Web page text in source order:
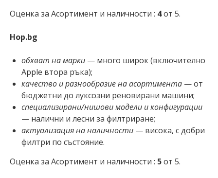
Оценка за Асортимент и наличности : 4от 5.
Hop.bg
обхват на марки — много широк (включително
Apple втора ръка);
качество и разнообразие на асортимента — от
бюджетни до луксозни реновирани машини;
специализирани/нишови модели и конфигурации
— налични и лесни за филтриране;
актуализация на наличности — висока, с добри
филтри по състояние.
Оценка за Асортимент и наличности : 5от 5.